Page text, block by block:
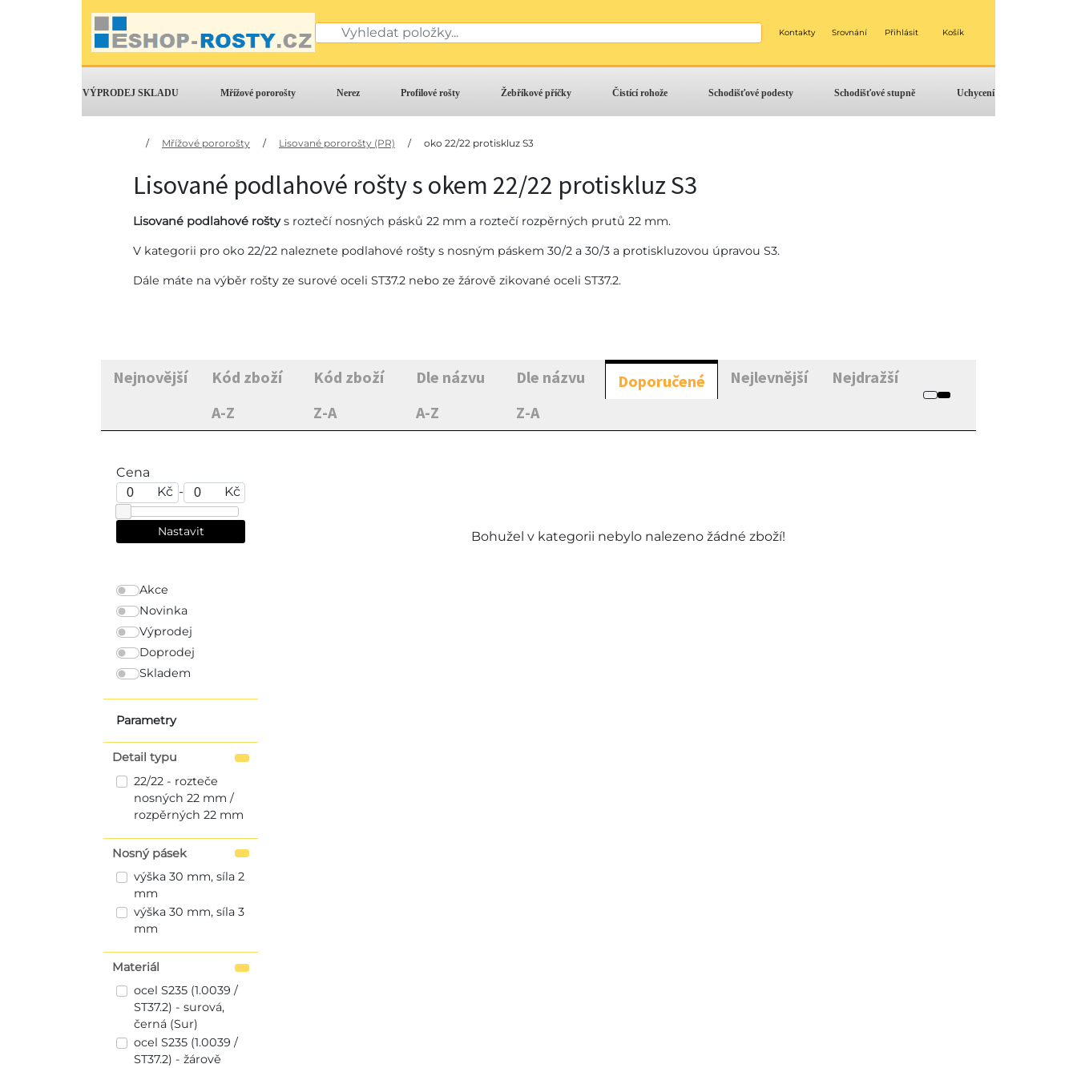
Kontakty Srovnání Přihlásit Košík
VÝPRODEJ SKLADU Mřížové pororošty Nerez Profilové rošty Žebříkové příčky Čistící rohože Schodišťové podesty Schodišťové stupně Uchycení
/ Mřížové pororošty / Lisované pororošty (PR) / oko 22/22 protiskluz S3
Lisované podlahové rošty s okem 22/22 protiskluz S3
Lisované podlahové roštys roztečí nosných pásků 22 mm a roztečí rozpěrných prutů 22 mm.
V kategorii pro oko 22/22 naleznete podlahové rošty s nosným páskem 30/2 a 30/3 a protiskluzovou úpravou S3.
Dále máte na výběr rošty ze surové oceli ST37.2 nebo ze žárově zikované oceli ST37.2.
Nejnovější
Kód zboží
A-Z
Kód zboží
Z-A
Dle názvu
A-Z
Dle názvu
Z-A
Doporučené Nejlevnější Nejdražší
Cena
Kč - Kč
Akce
Novinka
Výprodej
Doprodej
Skladem
Parametry
Detail typu
22/22 - rozteče
nosných 22 mm /
rozpěrných 22 mm
Nosný pásek
výška 30 mm, síla 2
mm
výška 30 mm, síla 3
mm
Materiál
ocel S235 (1.0039 /
ST37.2) - surová,
černá (Sur)
ocel S235 (1.0039 /
ST37.2) - žárově
Bohužel v kategorii nebylo nalezeno žádné zboží!